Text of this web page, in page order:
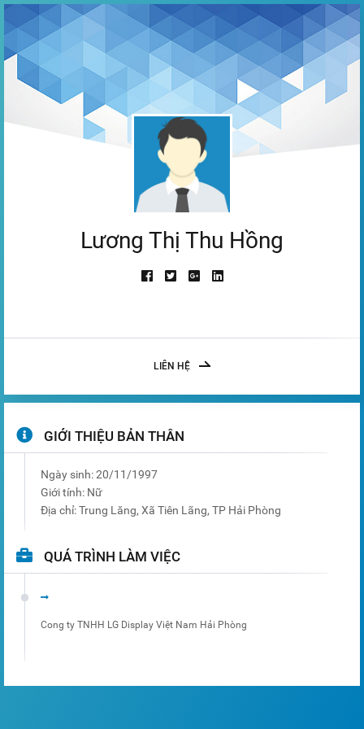
Lương Thị Thu Hồng
LIÊN HỆ
GIỚI THIỆU BẢN THÂN
Ngày sinh:20/11/1997
Giới tính: Nữ
Địa chỉ:Trung Lăng, Xã Tiên Lãng, TP Hải Phòng
QUÁ TRÌNH LÀM VIỆC
Cong ty TNHH LG Display Việt Nam Hải Phòng